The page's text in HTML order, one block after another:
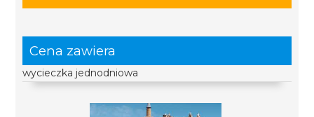
Cena zawiera
wycieczka jednodniowa